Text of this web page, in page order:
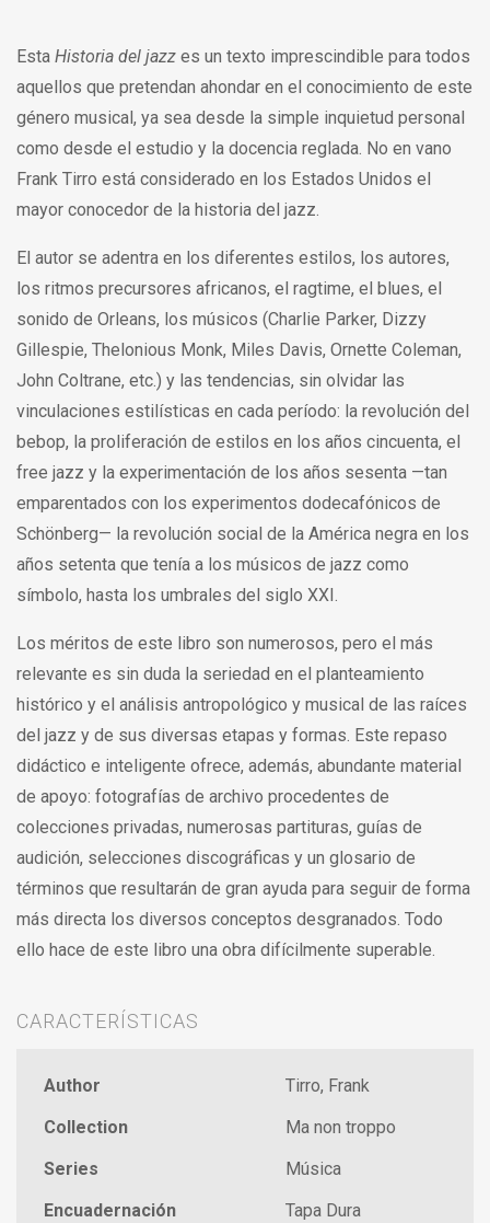
Esta Historia del jazz es un texto imprescindible para todos
aquellos que pretendan ahondar en el conocimiento de este
género musical, ya sea desde la simple inquietud personal
como desde el estudio y la docencia reglada. No en vano
Frank Tirro está considerado en los Estados Unidos el
mayor conocedor de la historia del jazz.
El autor se adentra en los diferentes estilos, los autores,
los ritmos precursores africanos, el ragtime, el blues, el
sonido de Orleans, los músicos (Charlie Parker, Dizzy
Gillespie, Thelonious Monk, Miles Davis, Ornette Coleman,
John Coltrane, etc.) y las tendencias, sin olvidar las
vinculaciones estilísticas en cada período: la revolución del
bebop, la proliferación de estilos en los años cincuenta, el
free jazz y la experimentación de los años sesenta —tan
emparentados con los experimentos dodecafónicos de
Schönberg— la revolución social de la América negra en los
años setenta que tenía a los músicos de jazz como
símbolo, hasta los umbrales del siglo XXI.
Los méritos de este libro son numerosos, pero el más
relevante es sin duda la seriedad en el planteamiento
histórico y el análisis antropológico y musical de las raíces
del jazz y de sus diversas etapas y formas. Este repaso
didáctico e inteligente ofrece, además, abundante material
de apoyo: fotografías de archivo procedentes de
colecciones privadas, numerosas partituras, guías de
audición, selecciones discográficas y un glosario de
términos que resultarán de gran ayuda para seguir de forma
más directa los diversos conceptos desgranados. Todo
ello hace de este libro una obra difícilmente superable.
CARACTERÍSTICAS
Author
Tirro, Frank
Collection
Ma non troppo
Series
Música
Encuadernación
Tapa Dura